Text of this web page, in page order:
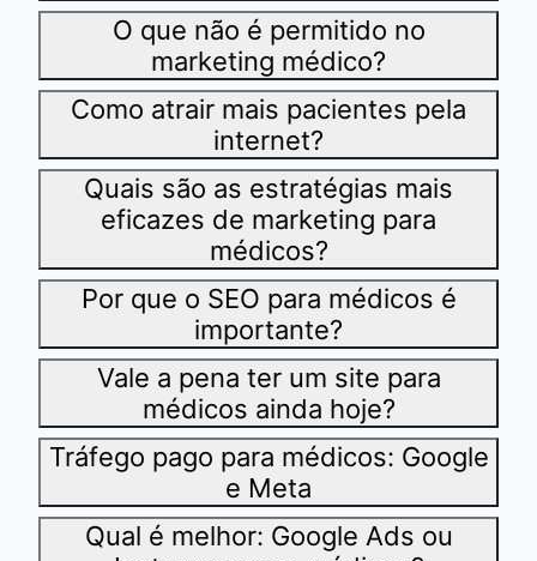
O que não é permitido no
marketing médico?
Como atrair mais pacientes pela
internet?
Quais são as estratégias mais
eficazes de marketing para
médicos?
Por que o SEO para médicos é
importante?
Vale a pena ter um site para
médicos ainda hoje?
Tráfego pago para médicos: Google
e Meta
Qual é melhor: Google Ads ou